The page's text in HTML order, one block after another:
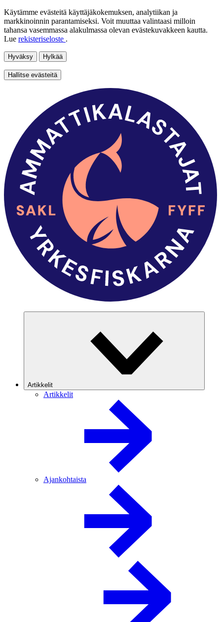
Käytämme evästeitä käyttäjäkokemuksen, analytiikan ja
markkinoinnin parantamiseksi. Voit muuttaa valintaasi milloin
tahansa vasemmassa alakulmassa olevan evästekuvakkeen kautta.
Lue rekisteriseloste .
Hyväksy Hylkää
Hallitse evästeitä
Artikkelit
Artikkelit
Ajankohtaista